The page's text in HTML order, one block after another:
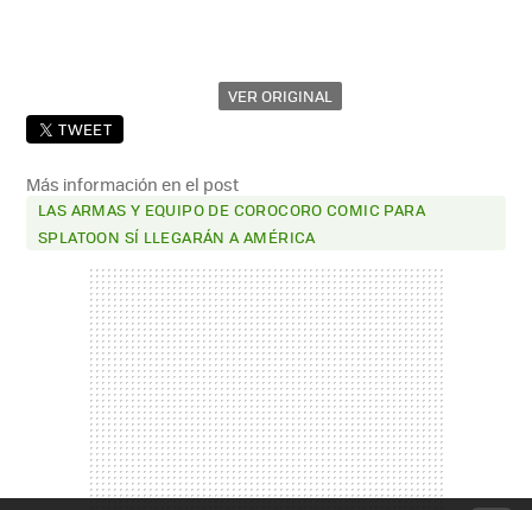
VER ORIGINAL
TWEET
Más información en el post
LAS ARMAS Y EQUIPO DE COROCORO COMIC PARA
SPLATOON SÍ LLEGARÁN A AMÉRICA